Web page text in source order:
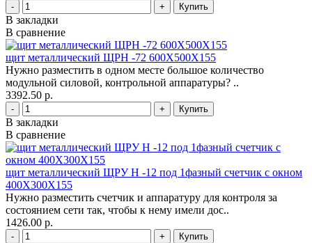
- +
В закладки
В сравнение
щит металлический ЩРН -72 600Х500Х155
Нужно разместить в одном месте большое количество
модульной силовой, контрольной аппаратуры? ..
3392.50 р.
- +
В закладки
В сравнение
щит металлический ЩРУ Н -12 под 1фазный счетчик с окном
400Х300Х155
Нужно разместить счетчик и аппаратуру для контроля за
состоянием сети так, чтобы к нему имели дос..
1426.00 р.
- +